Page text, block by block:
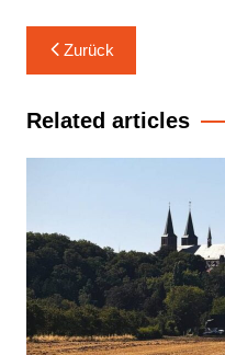
Beitrags-
Navigation
Zurück
Related articles